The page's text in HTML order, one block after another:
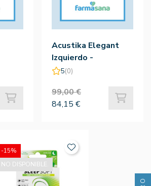
Acustika Elegant
Izquierdo -
Audifonos Acustika
5(0)
99,00 €
84,15 €
-15%
NO DISPONIBLE.